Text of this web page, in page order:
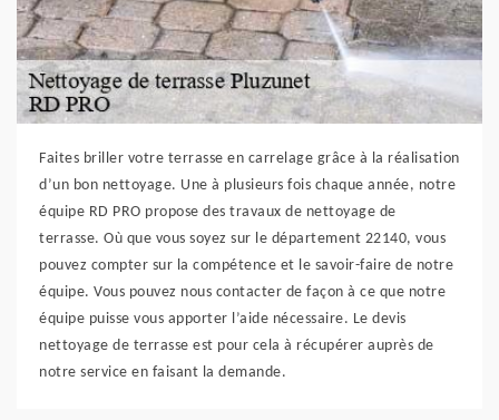
Faites briller votre terrasse en carrelage grâce à la réalisation
d’un bon nettoyage. Une à plusieurs fois chaque année, notre
équipe RD PRO propose des travaux de nettoyage de
terrasse. Où que vous soyez sur le département 22140, vous
pouvez compter sur la compétence et le savoir-faire de notre
équipe. Vous pouvez nous contacter de façon à ce que notre
équipe puisse vous apporter l’aide nécessaire. Le devis
nettoyage de terrasse est pour cela à récupérer auprès de
notre service en faisant la demande.